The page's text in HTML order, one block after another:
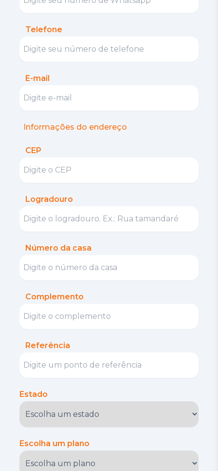
Telefone
E-mail
Informações do endereço
CEP
Logradouro
Número da casa
Complemento
Referência
Estado
Escolha um plano